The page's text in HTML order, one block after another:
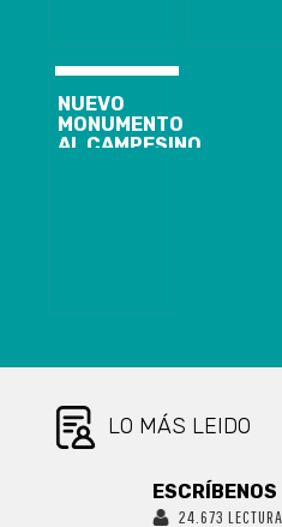
NUEVO
MONUMENTO
AL CAMPESINO
LO MÁS LEIDO
ESCRÍBENOS
24.673